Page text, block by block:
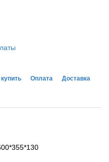
Оплата Доставка